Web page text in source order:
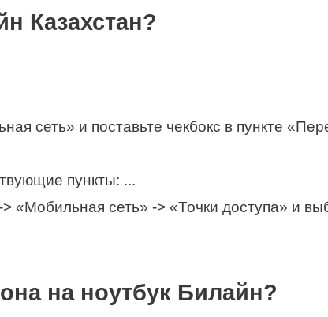
Казахстан?
сеть» и поставьте чекбокс в пункте
пункты: ...
«Мобильная сеть» -> «Точки доступа» и
на ноутбук Билайн?